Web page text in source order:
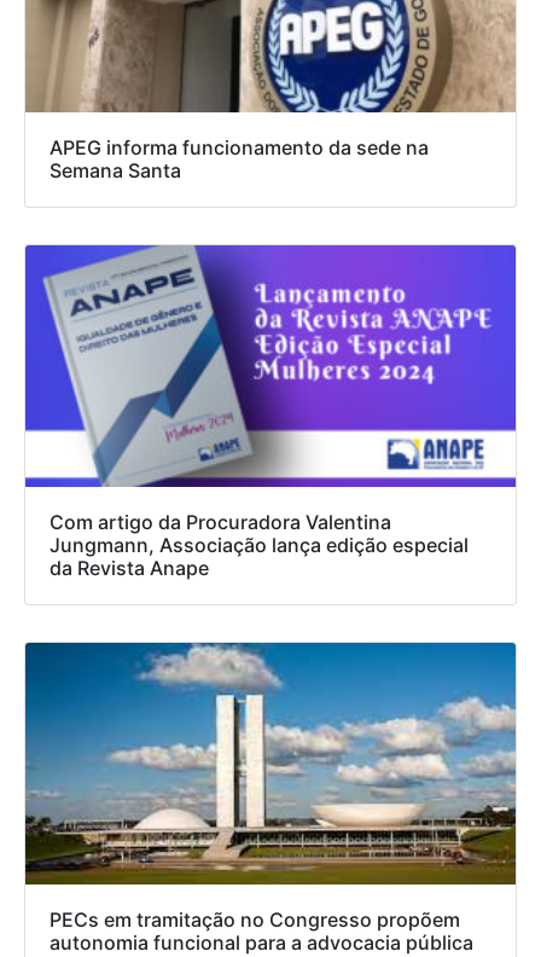
APEG informa funcionamento da sede na
Semana Santa
Com artigo da Procuradora Valentina
Jungmann, Associação lança edição especial
da Revista Anape
PECs em tramitação no Congresso propõem
autonomia funcional para a advocacia pública